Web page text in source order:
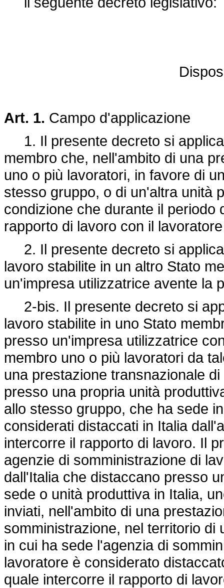
Art. 1. Campo d'applicazione
1. Il presente decreto si
membro che, nell'ambito di una
uno o più lavoratori, in favore di
stesso gruppo, o di un'altra unità
condizione che durante il
rapporto di lavoro con il
2. Il presente decreto si
lavoro stabilite in un altro Stato
un'impresa utilizzatrice avente la
2-bis. Il presente decreto si
lavoro stabilite in uno Stato
presso un'impresa utilizzatrice
membro uno o più lavoratori da
una prestazione transnazionale
presso una propria unità
allo stesso gruppo, che ha sede
considerati distaccati in Italia
intercorre il rapporto di lavoro. Il
agenzie di somministrazione di
dall'Italia che distaccano presso
sede o unità produttiva in Italia,
inviati, nell'ambito di una
somministrazione, nel territorio di
in cui ha sede l'agenzia di
lavoratore è considerato
quale intercorre il rapporto di